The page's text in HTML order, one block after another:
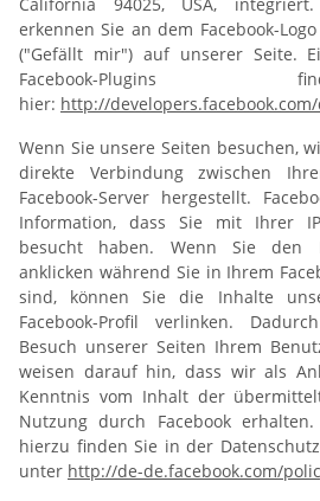
erkennen Sie an dem Facebook-
("Gefällt mir") auf unserer Seite.
Facebook-
hier: http://
Wenn Sie unsere Seiten besuchen,
direkte Verbindung zwischen
Facebook-Server hergestellt.
Information, dass Sie mit Ihrer
besucht haben. Wenn Sie den
anklicken während Sie in Ihrem
sind, können Sie die Inhalte
Facebook-Profil verlinken.
Besuch unserer Seiten Ihrem
weisen darauf hin, dass wir als
Kenntnis vom Inhalt der
Nutzung durch Facebook
hierzu finden Sie in der
unter http://de-de.facebook.com/